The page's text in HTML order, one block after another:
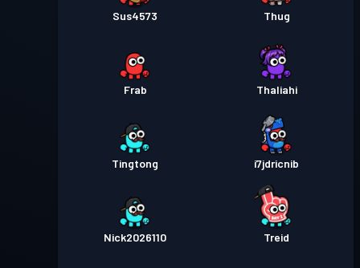
Sus4573 Thug
Frab Thaliahi
Tingtong i7jdricnib
Nick2026110 Treid